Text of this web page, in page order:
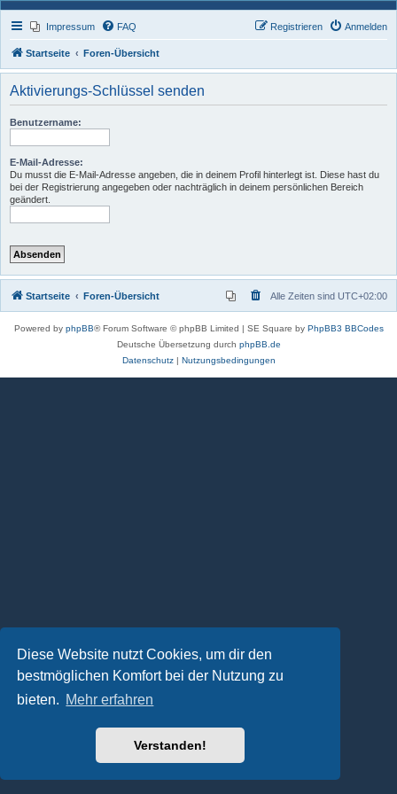
Diese Website nutzt Cookies, um dir den
bestmöglichen Komfort bei der Nutzung zu
bieten. Mehr erfahren
Verstanden!
Impressum FAQ Anmelden
Registrieren
Startseite Foren-Übersicht
Aktivierungs-Schlüssel senden
Benutzername:
E-Mail-Adresse:
Du musst die E-Mail-Adresse angeben, die in deinem Profil hinterlegt ist. Diese hast du
bei der Registrierung angegeben oder nachträglich in deinem persönlichen Bereich
geändert.
Startseite Foren-Übersicht Alle Zeiten sind UTC+02:00
Powered by phpBB® Forum Software © phpBB Limited | SE Square by PhpBB3 BBCodes
Deutsche Übersetzung durch phpBB.de
Datenschutz| Nutzungsbedingungen